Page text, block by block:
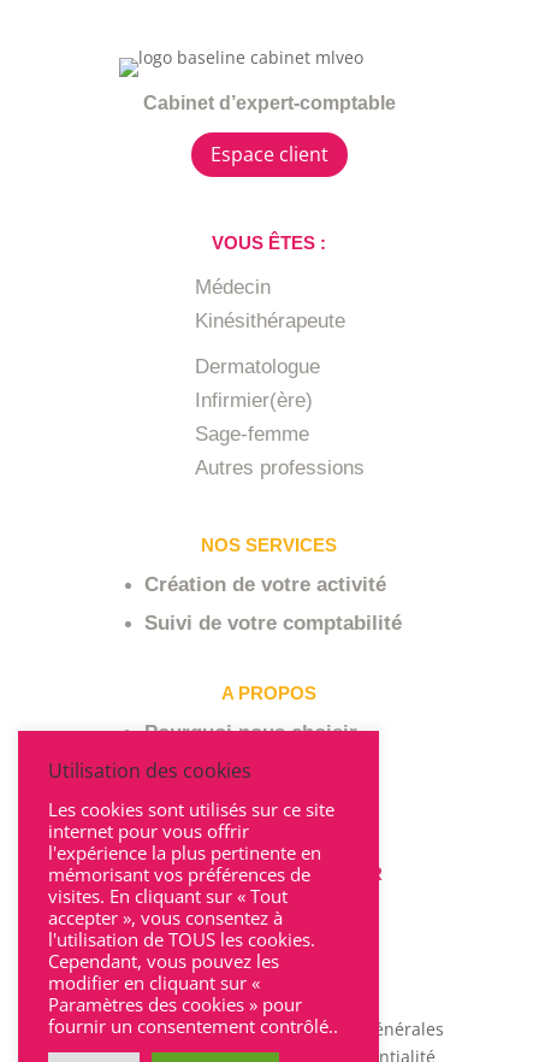
Cabinet d’expert-comptable
Espace client
VOUS ÊTES :
Médecin
Kinésithérapeute
Dermatologue
Infirmier(ère)
Sage-femme
Autres professions
NOS SERVICES
Création de votre activité
Suivi de votre comptabilité
A PROPOS
Pourquoi nous choisir
Qui sommes-nous ?
POUR NOUS CONTACTER
Mentions légales|Conditions Générales
d’Utilisation|Charte de confidentialité
Utilisation des cookies
Les cookies sont utilisés sur ce site
internet pour vous offrir
l'expérience la plus pertinente en
mémorisant vos préférences de
visites. En cliquant sur « Tout
accepter », vous consentez à
l'utilisation de TOUS les cookies.
Cependant, vous pouvez les
modifier en cliquant sur «
Paramètres des cookies » pour
fournir un consentement contrôlé..